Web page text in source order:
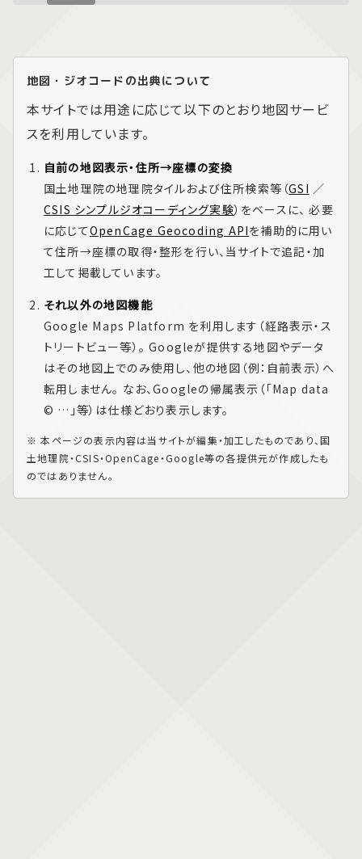
地図・ジオコードの出典について
本サイトでは用途に応じて以下のとおり地図サービ
スを利用しています。
自前の地図表示・住所→座標の変換
国土地理院の地理院タイルおよび住所検索等（GSI ／
CSIS シンプルジオコーディング実験）をベースに、 必要
に応じてOpenCage Geocoding APIを補助的に用い
て住所→座標の取得・整形を行い、当サイトで追記・加
工して掲載しています。
それ以外の地図機能
Google Maps Platform を利用します（経路表示・ス
トリートビュー等）。 Googleが提供する地図やデータ
はその地図上でのみ使用し、他の地図（例：自前表示）へ
転用しません。 なお、Googleの帰属表示（「Map data
© …」等）は仕様どおり表示します。
※ 本ページの表示内容は当サイトが編集・加工したものであり、国
土地理院・CSIS・OpenCage・Google等の各提供元が作成したも
のではありません。